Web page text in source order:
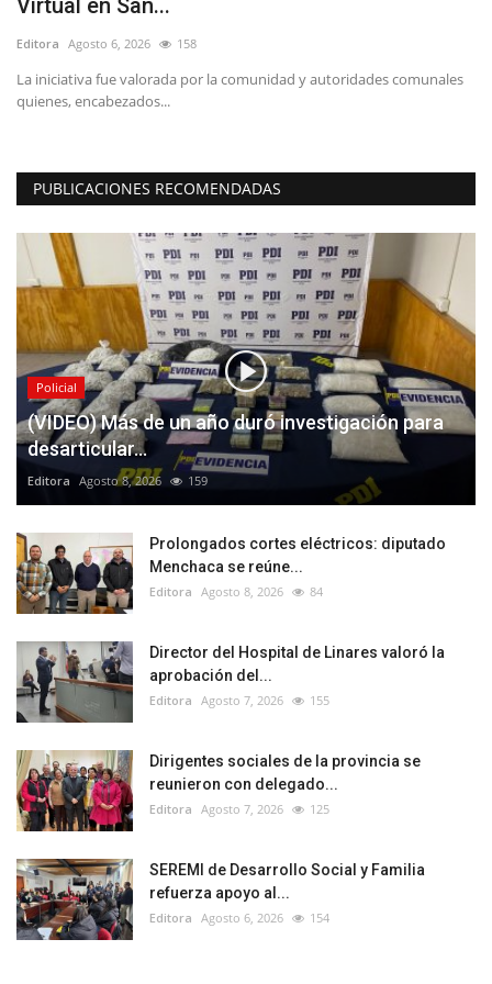
Editora Agosto 6, 2026 158
La iniciativa fue valorada por la comunidad y autoridades comunales
quienes, encabezados...
PUBLICACIONES RECOMENDADAS
Policial
(VIDEO) Más de un año duró investigación para
desarticular...
Editora Agosto 8, 2026 159
Prolongados cortes eléctricos: diputado
Menchaca se reúne...
Editora Agosto 8, 2026 84
Director del Hospital de Linares valoró la
aprobación del...
Editora Agosto 7, 2026 155
Dirigentes sociales de la provincia se
reunieron con delegado...
Editora Agosto 7, 2026 125
SEREMI de Desarrollo Social y Familia
refuerza apoyo al...
Editora Agosto 6, 2026 154